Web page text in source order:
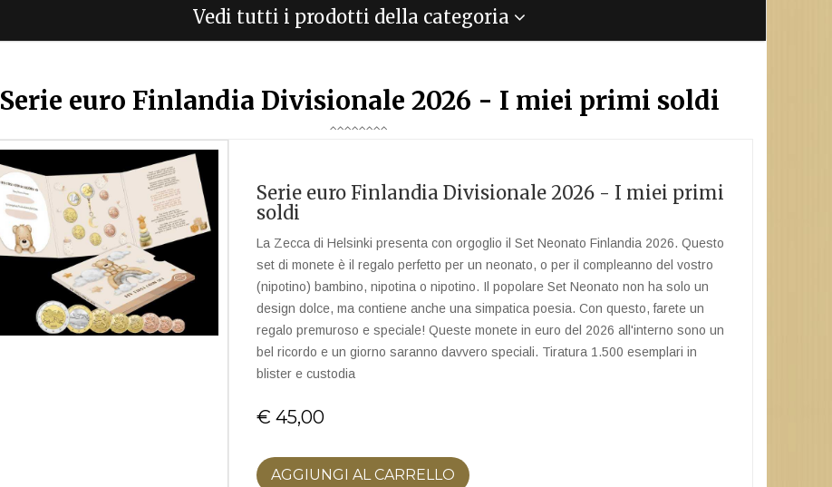
Vedi tutti i prodotti della categoria
Serie euro Finlandia Divisionale 2026 - I miei primi soldi
Serie euro Finlandia Divisionale 2026 - I miei primi
soldi
La Zecca di Helsinki presenta con orgoglio il Set Neonato Finlandia 2026. Questo
set di monete è il regalo perfetto per un neonato, o per il compleanno del vostro
(nipotino) bambino, nipotina o nipotino. Il popolare Set Neonato non ha solo un
design dolce, ma contiene anche una simpatica poesia. Con questo, farete un
regalo premuroso e speciale! Queste monete in euro del 2026 all'interno sono un
bel ricordo e un giorno saranno davvero speciali. Tiratura 1.500 esemplari in
blister e custodia
€ 45,00
AGGIUNGI AL CARRELLO